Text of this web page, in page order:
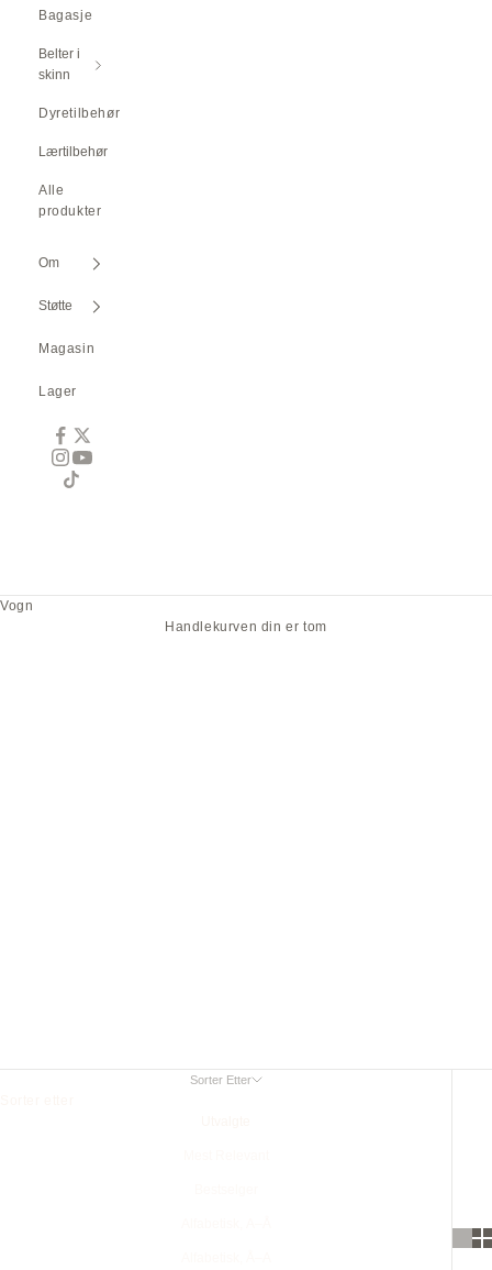
Bagasje
Belter i
skinn
Dyretilbehør
Lærtilbehør
Alle
produkter
Om
Støtte
Magasin
Lager
Vogn
Handlekurven din er tom
Sorter Etter